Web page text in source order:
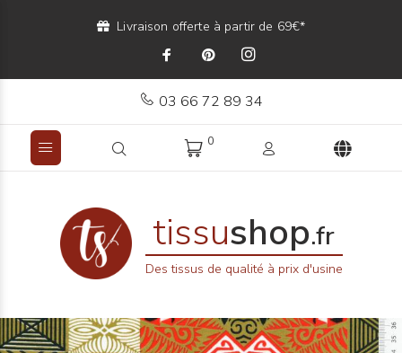
Livraison offerte à partir de 69€*
03 66 72 89 34
0
tissushop.fr
Des tissus de qualité à prix d'usine